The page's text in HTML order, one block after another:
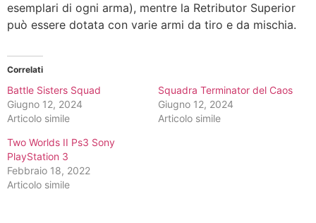
esemplari di ogni arma), mentre la Retributor Superior
può essere dotata con varie armi da tiro e da mischia.
Correlati
Battle Sisters Squad
Giugno 12, 2024
Articolo simile
Squadra Terminator del Caos
Giugno 12, 2024
Articolo simile
Two Worlds II Ps3 Sony
PlayStation 3
Febbraio 18, 2022
Articolo simile